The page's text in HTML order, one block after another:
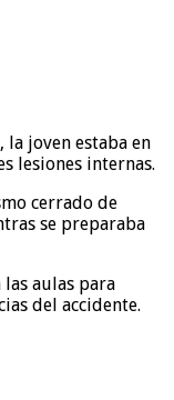
joven estaba en
lesiones internas.
cerrado de
se preparaba
aulas para
del accidente.